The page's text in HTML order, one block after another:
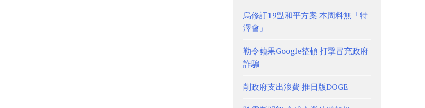
烏修訂19點和平方案 本周料無「特
澤會」
勒令蘋果Google整頓 打擊冒充政府
詐騙
削政府支出浪費 推日版DOGE